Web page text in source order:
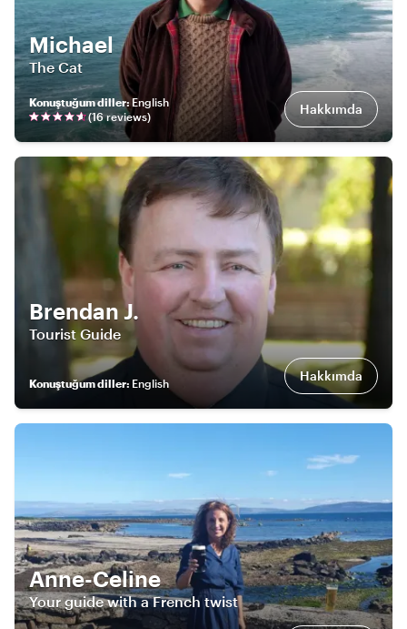
Michael
The Cat
Konuştuğum diller: English
(16reviews) Hakkımda
Brendan J.
Tourist Guide
Konuştuğum diller: English Hakkımda
Anne-Celine
Your guide with a French twist